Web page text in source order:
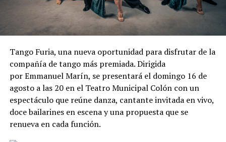
Tango Furia, una nueva oportunidad para disfrutar de la
compañía de tango más premiada. Dirigida
por Emmanuel Marín, se presentará el domingo 16 de
agosto a las 20 en el Teatro Municipal Colón con un
espectáculo que reúne danza, cantante invitada en vivo,
doce bailarines en escena y una propuesta que se
renueva en cada función.